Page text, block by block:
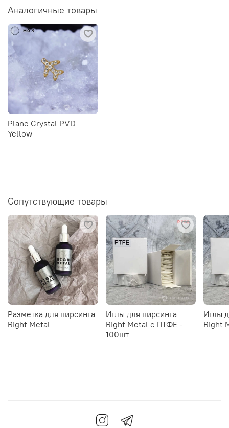
Аналогичные товары
Plane Crystal PVD
Yellow
Сопутствующие товары
Разметка для пирсинга
Right Metal
Иглы для пирсинга
Right Metal c ПТФЕ -
100шт
Иглы
Right